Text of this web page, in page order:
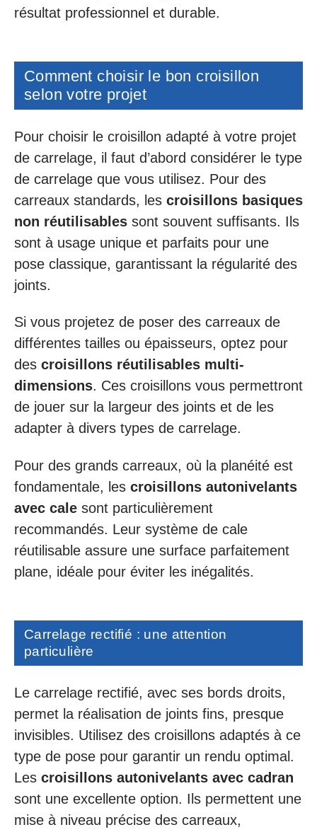
résultat professionnel et durable.
Comment choisir le bon croisillon
selon votre projet
Pour choisir le croisillon adapté à votre projet
de carrelage, il faut d’abord considérer le type
de carrelage que vous utilisez. Pour des
carreaux standards, les croisillons basiques
non réutilisables sont souvent suffisants. Ils
sont à usage unique et parfaits pour une
pose classique, garantissant la régularité des
joints.
Si vous projetez de poser des carreaux de
différentes tailles ou épaisseurs, optez pour
des croisillons réutilisables multi-
dimensions. Ces croisillons vous permettront
de jouer sur la largeur des joints et de les
adapter à divers types de carrelage.
Pour des grands carreaux, où la planéité est
fondamentale, les croisillons autonivelants
avec cale sont particulièrement
recommandés. Leur système de cale
réutilisable assure une surface parfaitement
plane, idéale pour éviter les inégalités.
Carrelage rectifié : une attention
particulière
Le carrelage rectifié, avec ses bords droits,
permet la réalisation de joints fins, presque
invisibles. Utilisez des croisillons adaptés à ce
type de pose pour garantir un rendu optimal.
Les croisillons autonivelants avec cadran
sont une excellente option. Ils permettent une
mise à niveau précise des carreaux,